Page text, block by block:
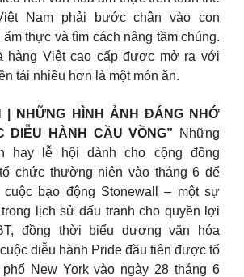
Nam phải bước chân vào con
thực và tìm cách nâng tầm chúng.
hàng Việt cao cấp được mở ra với
tải nhiều hơn là một món ăn.
| NHỮNG HÌNH ẢNH ĐÁNG NHỚ
DIỄU HÀNH CẦU VỒNG” Những
hay lễ hội dành cho cộng đồng
chức thường niên vào tháng 6 để
bạo động Stonewall – một sự
lịch sử đấu tranh cho quyền lợi
đồng thời biểu dương văn hóa
diễu hành Pride đầu tiên được tổ
New York vào ngày 28 tháng 6